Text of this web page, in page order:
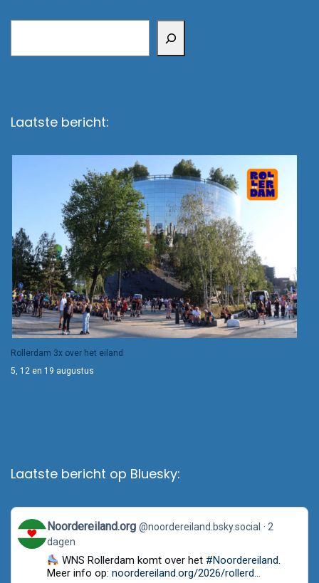
Laatste bericht:
Rollerdam 3x over het eiland
5, 12 en 19 augustus
Laatste bericht op Bluesky:
View
post
by
Noordereiland.org
Bluesky
Noordereiland.org @noordereiland.bsky.social
2
dagen
WNS Rollerdam komt over het #Noordereiland.
Meer info op: noordereiland.org/2026/rollerd...